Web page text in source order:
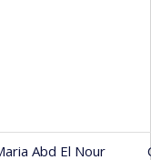
Abd El Nour